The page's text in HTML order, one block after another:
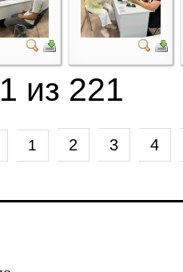
из 221
1 2 3 4